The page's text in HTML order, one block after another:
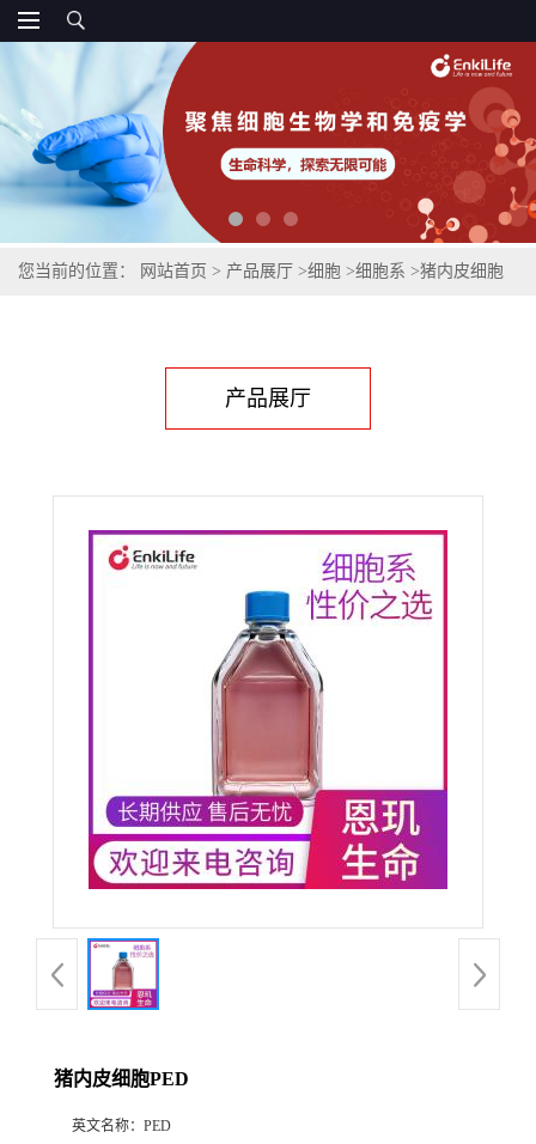
您当前的位置： 网站首页 > 产品展厅 >细胞 >细胞系 >猪内皮细胞
产品展厅
猪内皮细胞PED
英文名称： PED